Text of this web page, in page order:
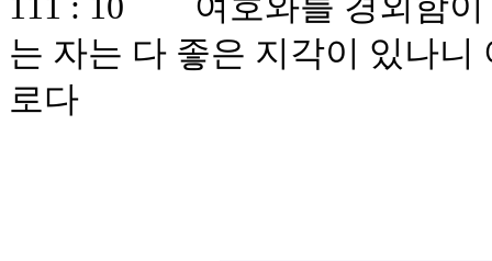
는 자는 다 좋은 지각이 있나
로다